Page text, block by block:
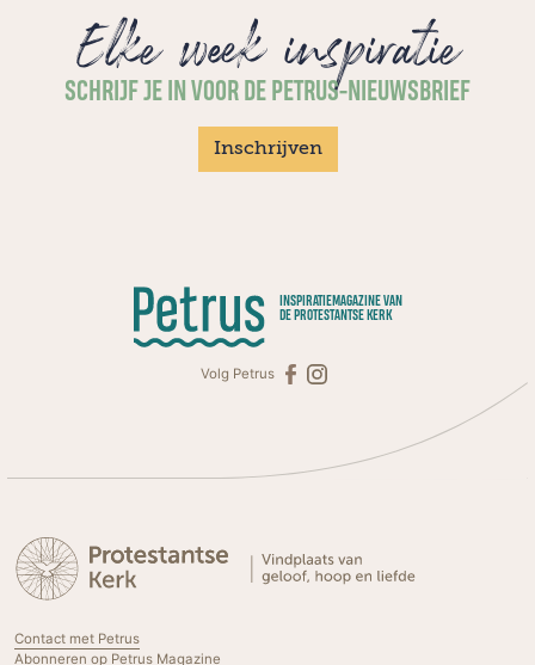
Elke week inspiratie
SCHRIJF JE IN VOOR DE PETRUS-NIEUWSBRIEF
Inschrijven
INSPIRATIEMAGAZINE VAN
DE PROTESTANTSE KERK
Volg Petrus
Contact met Petrus
Abonneren op Petrus Magazine